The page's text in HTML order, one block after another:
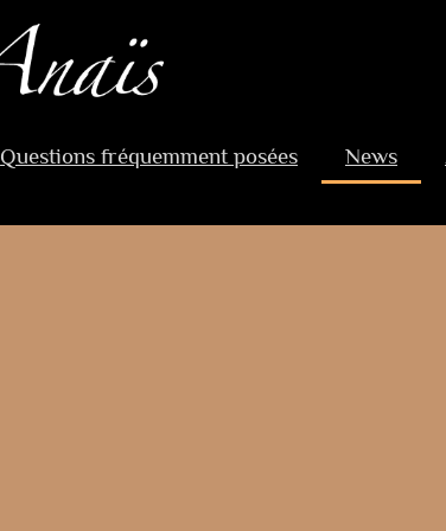
Questions fréquemment posées News